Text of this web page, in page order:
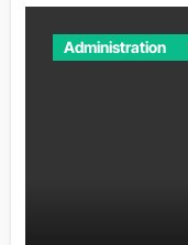
Administration